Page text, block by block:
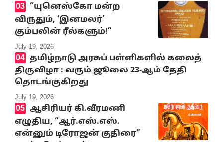
“யுனெஸ்கோ மன்ற
விருதும், ‘இனமலர்’
கும்பலின் ரீல்களும்!”
July 19, 2026
தமிழ்நாடு அரசுப் பள்ளிகளில் கலைத்
திருவிழா : வரும் ஜூலை 23-ஆம் தேதி
தொடங்குகிறது
July 19, 2026
ஆசிரியர் கி.வீரமணி
எழுதிய, “ஆர்.எஸ்.எஸ்.
என்னும் டிரோஜன் குதிரை”